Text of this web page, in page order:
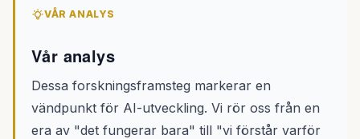
VÅR ANALYS
Vår analys
Dessa forskningsframsteg markerar en
vändpunkt för AI-utveckling. Vi rör oss från en
era av "det fungerar bara" till "vi förstår varför